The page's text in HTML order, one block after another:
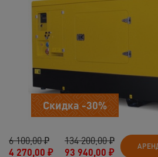
Скидка -30%
6 100,00 ₽
4 270,00 ₽
134 200,00 ₽
93 940,00 ₽